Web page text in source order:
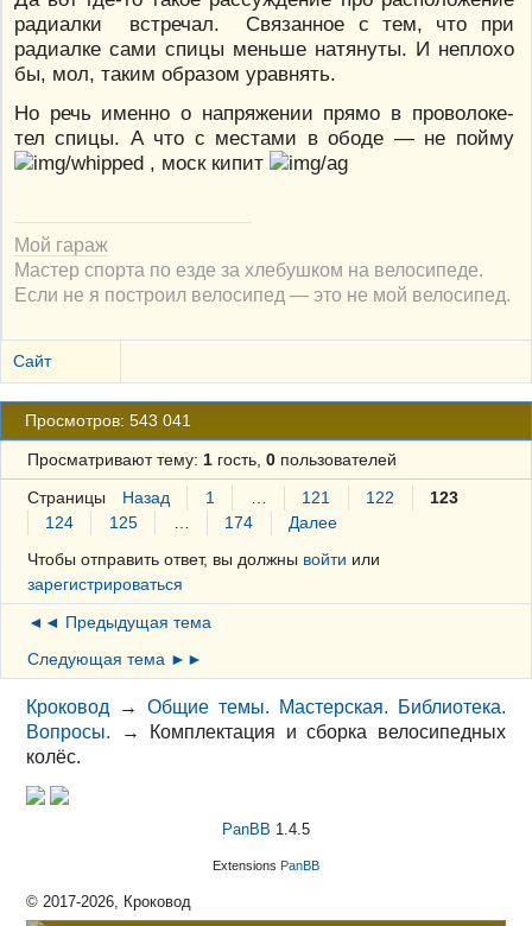
радиалки встречал. Связанное с тем, что при
радиалке сами спицы меньше натянуты. И неплохо
бы, мол, таким образом уравнять.
Но речь именно о напряжении прямо в проволоке-
тел спицы. А что с местами в ободе — не пойму
, моск кипит
Мой гараж
Мастер спорта по езде за хлебушком на велосипеде.
Если не я построил велосипед — это не мой велосипед.
Сайт
Просмотров: 543 041
Просматривают тему: 1гость, 0пользователей
Страницы Назад 1 121 122
123
124
125 174
Далее
Чтобы отправить ответ, вы должны войти или
зарегистрироваться
◄◄ Предыдущая тема
Следующая тема ►►
Кроковод →Общие темы. Мастерская. Библиотека.
Вопросы.
→
Комплектация и сборка велосипедных
колёс.
PanBB 1.4.5
Extensions PanBB
© 2017-2026, Кроковод